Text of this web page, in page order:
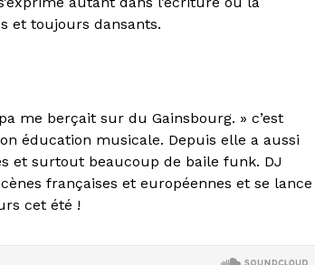
et toujours dansants.
me berçait sur du Gainsbourg. » c’est
éducation musicale. Depuis elle a aussi
et surtout beaucoup de baile funk. DJ
françaises et européennes et se lance
cet été !